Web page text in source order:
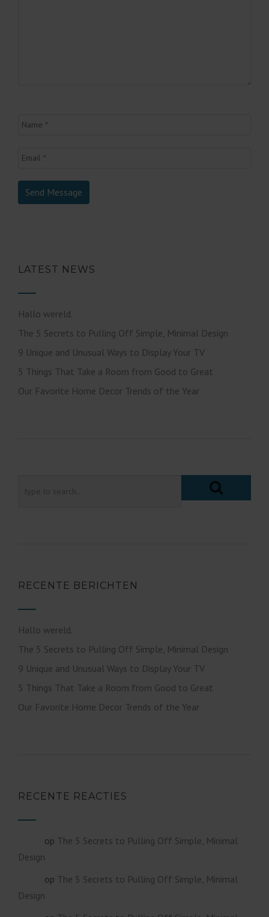
LATEST NEWS
Hallo wereld.
The 5 Secrets to Pulling Off Simple, Minimal Design
9 Unique and Unusual Ways to Display Your TV
5 Things That Take a Room from Good to Great
Our Favorite Home Decor Trends of the Year
RECENTE BERICHTEN
Hallo wereld.
The 5 Secrets to Pulling Off Simple, Minimal Design
9 Unique and Unusual Ways to Display Your TV
5 Things That Take a Room from Good to Great
Our Favorite Home Decor Trends of the Year
RECENTE REACTIES
op The 5 Secrets to Pulling Off Simple, Minimal
Design
op The 5 Secrets to Pulling Off Simple, Minimal
Design